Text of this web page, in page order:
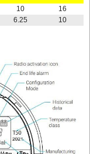
10
16
6.25 10